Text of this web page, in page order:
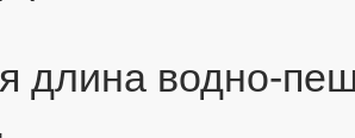
длина водно-